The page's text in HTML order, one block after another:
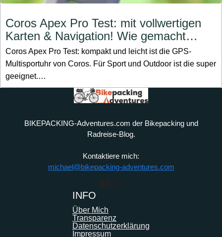
Coros Apex Pro Test: mit vollwertigen
Karten & Navigation! Wie gemacht…
Coros Apex Pro Test: kompakt und leicht ist die GPS-
Multisportuhr von Coros. Für Sport und Outdoor ist die super
geeignet.…
BIKEPACKING-Adventures.com der Bikepacking und
Radreise-Blog.
Kontaktiere mich:
michael@bikepacking-adventures.com
INFO
Über Mich
Transparenz
Datenschutzerklärung
Impressum